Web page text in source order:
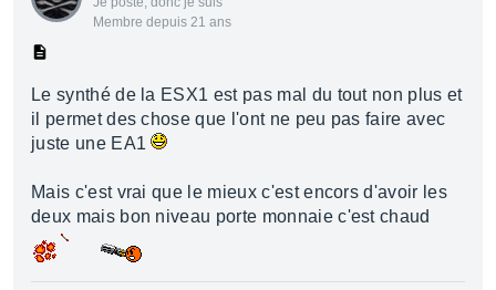
Membre depuis 21 ans
Le synthé de la ESX1 est pas mal du tout non plus et
il permet des chose que l'ont ne peu pas faire avec
juste une EA1
Mais c'est vrai que le mieux c'est encors d'avoir les
deux mais bon niveau porte monnaie c'est chaud